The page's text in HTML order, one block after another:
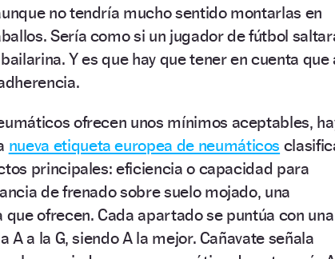
no tendría mucho sentido montarlas en
Sería como si un jugador de fútbol
Y es que hay que tener en cuenta que
ofrecen unos mínimos aceptables,
nueva etiqueta europea de neumáticos
principales: eficiencia o capacidad para
de frenado sobre suelo mojado, una
ofrecen. Cada apartado se puntúa con una
A a la G, siendo A la mejor. Cañavate señala